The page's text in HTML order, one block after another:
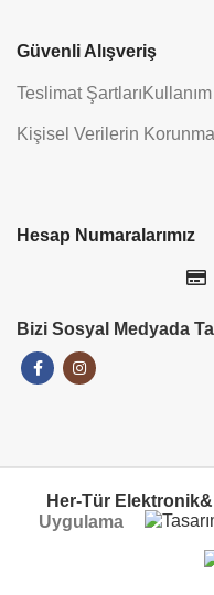
Güvenli Alışveriş
Teslimat Şartları
Kişisel Verilerin
Hesap Numaralarımız
Bizi Sosyal Medyada
Her-Tür
Uygulama